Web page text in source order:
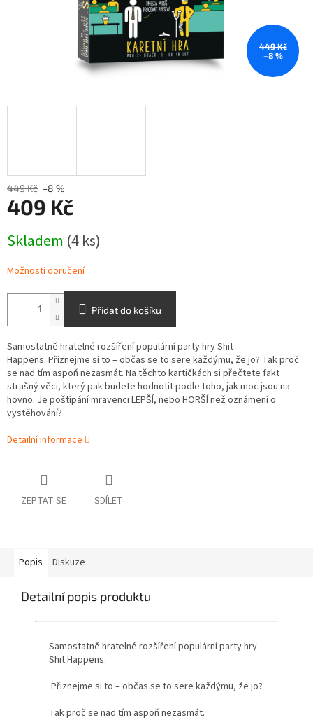
449 Kč
–8 %
449 Kč –8 %
409 Kč
cena:
Skladem (4 ks)
Možnosti doručení
Přidat do košíku
Samostatně hratelné rozšíření populární party hry Shit
Happens. Přiznejme si to – občas se to sere každýmu, že jo? Tak proč
se nad tím aspoň nezasmát. Na těchto kartičkách si přečtete fakt
strašný věci, který pak budete hodnotit podle toho, jak moc jsou na
hovno. Je poštípání mravenci LEPŠÍ, nebo HORŠÍ než oznámení o
vystěhování?
Detailní informace
ZEPTAT SE SDÍLET
Popis Diskuze
Detailní popis produktu
Samostatně hratelné rozšíření populární party hry
Shit Happens.
Přiznejme si to – občas se to sere každýmu, že jo?
Tak proč se nad tím aspoň nezasmát.